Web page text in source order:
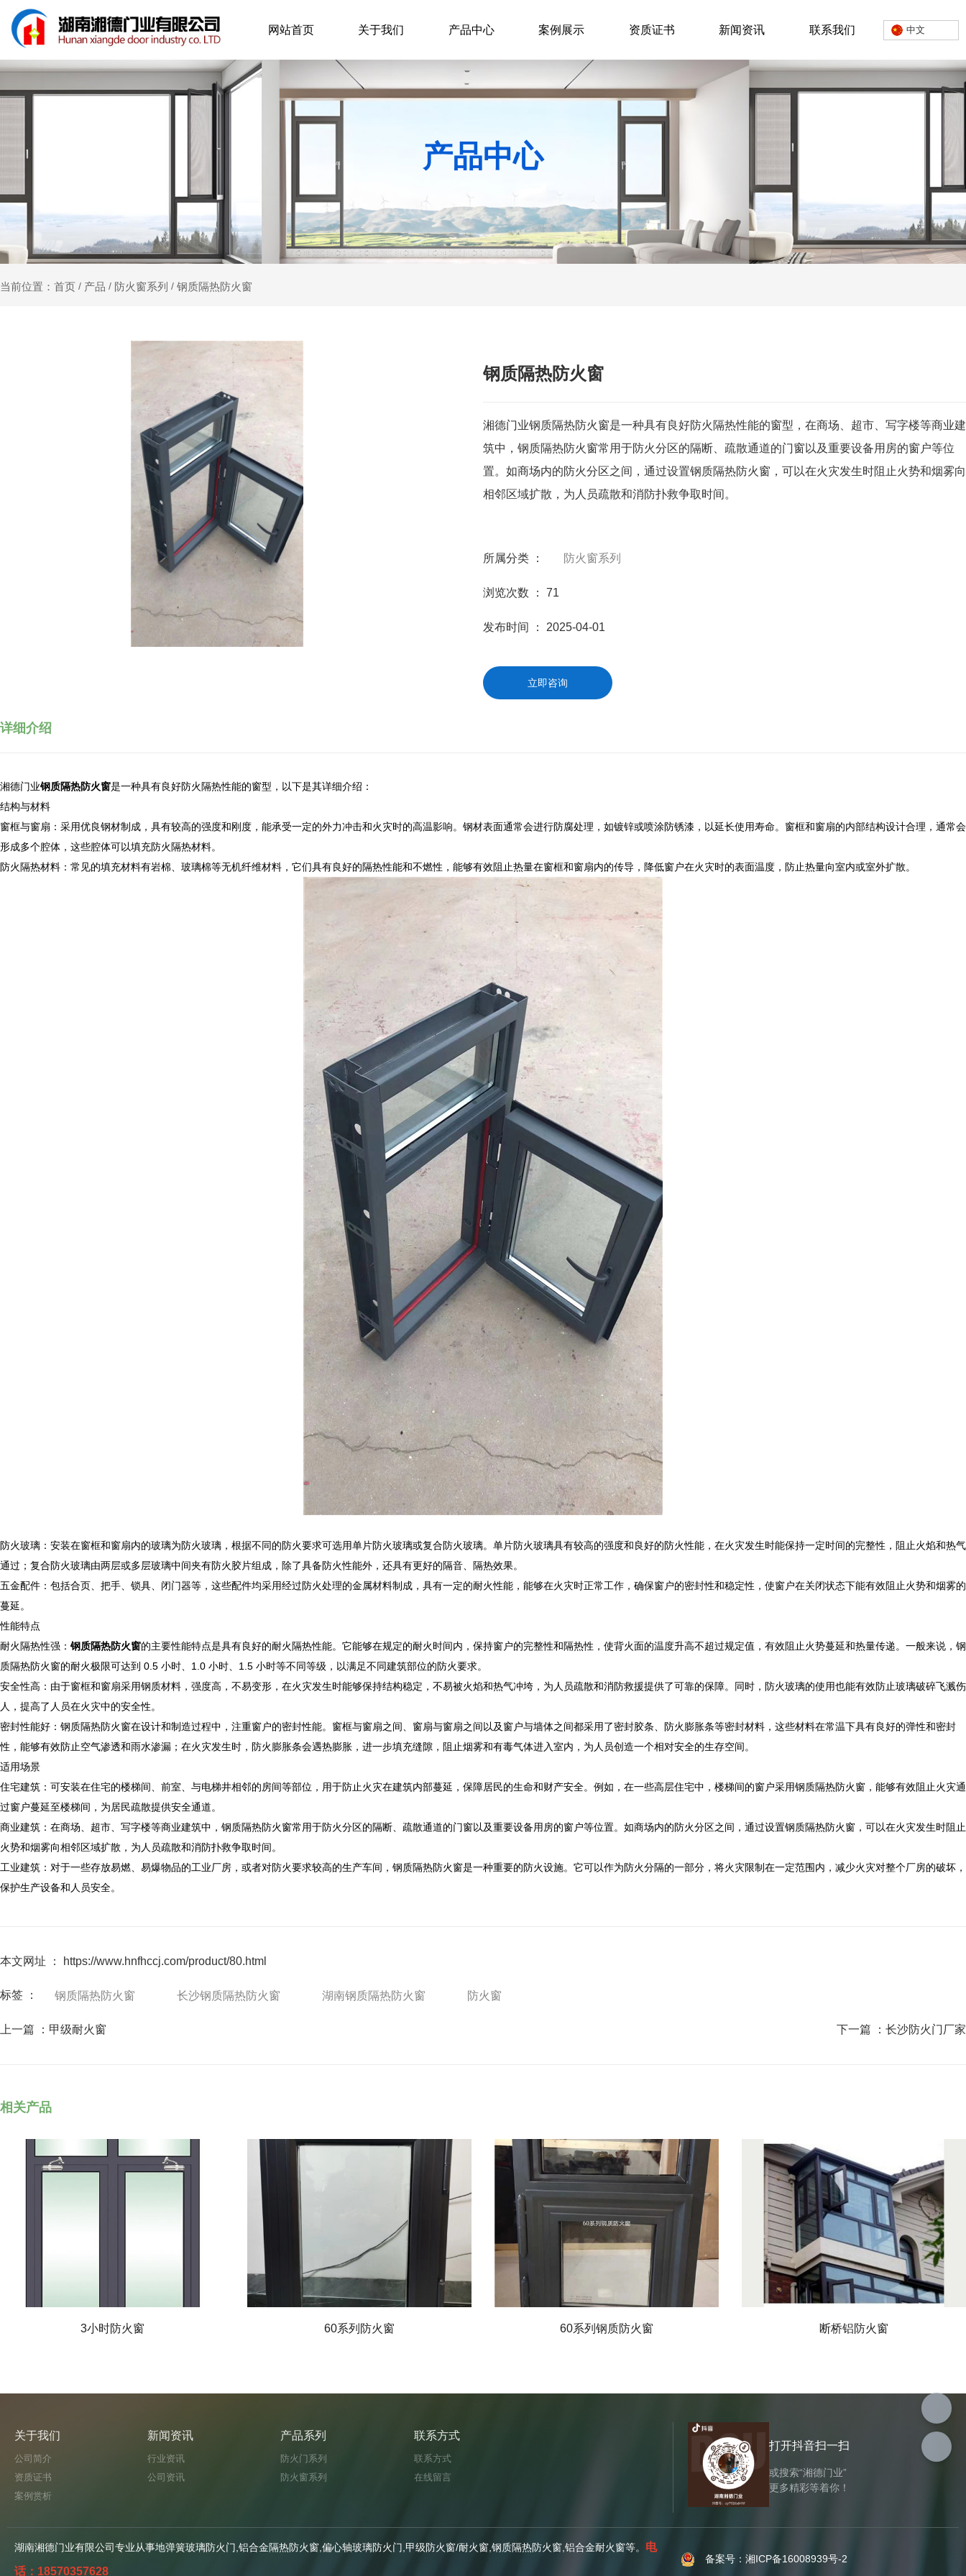
网站首页 关于我们 产品中心 案例展示 资质证书 新闻资讯 联系我们 中文
产品中心
当前位置：首页 / 产品 / 防火窗系列 / 钢质隔热防火窗
钢质隔热防火窗
湘德门业钢质隔热防火窗是一种具有良好防火隔热性能的窗型，在商场、超市、写字楼等商业建
筑中，钢质隔热防火窗常用于防火分区的隔断、疏散通道的门窗以及重要设备用房的窗户等位
置。如商场内的防火分区之间，通过设置钢质隔热防火窗，可以在火灾发生时阻止火势和烟雾向
相邻区域扩散，为人员疏散和消防扑救争取时间。
所属分类 ： 防火窗系列
浏览次数 ： 71
发布时间 ： 2025-04-01
立即咨询
详细介绍
湘德门业钢质隔热防火窗是一种具有良好防火隔热性能的窗型，以下是其详细介绍：
结构与材料
窗框与窗扇：采用优良钢材制成，具有较高的强度和刚度，能承受一定的外力冲击和火灾时的高温影响。钢材表面通常会进行防腐处理，如镀锌或喷涂防锈漆，以延长使用寿命。窗框和窗扇的内部结构设计合理，通常会
形成多个腔体，这些腔体可以填充防火隔热材料。
防火隔热材料：常见的填充材料有岩棉、玻璃棉等无机纤维材料，它们具有良好的隔热性能和不燃性，能够有效阻止热量在窗框和窗扇内的传导，降低窗户在火灾时的表面温度，防止热量向室内或室外扩散。
防火玻璃：安装在窗框和窗扇内的玻璃为防火玻璃，根据不同的防火要求可选用单片防火玻璃或复合防火玻璃。单片防火玻璃具有较高的强度和良好的防火性能，在火灾发生时能保持一定时间的完整性，阻止火焰和热气
通过；复合防火玻璃由两层或多层玻璃中间夹有防火胶片组成，除了具备防火性能外，还具有更好的隔音、隔热效果。
五金配件：包括合页、把手、锁具、闭门器等，这些配件均采用经过防火处理的金属材料制成，具有一定的耐火性能，能够在火灾时正常工作，确保窗户的密封性和稳定性，使窗户在关闭状态下能有效阻止火势和烟雾的
蔓延。
性能特点
耐火隔热性强： 钢质隔热防火窗的主要性能特点是具有良好的耐火隔热性能。它能够在规定的耐火时间内，保持窗户的完整性和隔热性，使背火面的温度升高不超过规定值，有效阻止火势蔓延和热量传递。一般来说，钢
质隔热防火窗的耐火极限可达到 0.5 小时、1.0 小时、1.5 小时等不同等级，以满足不同建筑部位的防火要求。
安全性高：由于窗框和窗扇采用钢质材料，强度高，不易变形，在火灾发生时能够保持结构稳定，不易被火焰和热气冲垮，为人员疏散和消防救援提供了可靠的保障。同时，防火玻璃的使用也能有效防止玻璃破碎飞溅伤
人，提高了人员在火灾中的安全性。
密封性能好：钢质隔热防火窗在设计和制造过程中，注重窗户的密封性能。窗框与窗扇之间、窗扇与窗扇之间以及窗户与墙体之间都采用了密封胶条、防火膨胀条等密封材料，这些材料在常温下具有良好的弹性和密封
性，能够有效防止空气渗透和雨水渗漏；在火灾发生时，防火膨胀条会遇热膨胀，进一步填充缝隙，阻止烟雾和有毒气体进入室内，为人员创造一个相对安全的生存空间。
适用场景
住宅建筑：可安装在住宅的楼梯间、前室、与电梯井相邻的房间等部位，用于防止火灾在建筑内部蔓延，保障居民的生命和财产安全。例如，在一些高层住宅中，楼梯间的窗户采用钢质隔热防火窗，能够有效阻止火灾通
过窗户蔓延至楼梯间，为居民疏散提供安全通道。
商业建筑：在商场、超市、写字楼等商业建筑中，钢质隔热防火窗常用于防火分区的隔断、疏散通道的门窗以及重要设备用房的窗户等位置。如商场内的防火分区之间，通过设置钢质隔热防火窗，可以在火灾发生时阻止
火势和烟雾向相邻区域扩散，为人员疏散和消防扑救争取时间。
工业建筑：对于一些存放易燃、易爆物品的工业厂房，或者对防火要求较高的生产车间，钢质隔热防火窗是一种重要的防火设施。它可以作为防火分隔的一部分，将火灾限制在一定范围内，减少火灾对整个厂房的破坏，
保护生产设备和人员安全。
本文网址 ： https://www.hnfhccj.com/product/80.html
标签 ： 钢质隔热防火窗 长沙钢质隔热防火窗 湖南钢质隔热防火窗 防火窗
上一篇 ： 甲级耐火窗 下一篇 ： 长沙防火门厂家
相关产品
3小时防火窗 60系列防火窗 60系列钢质防火窗 断桥铝防火窗
关于我们
公司简介
资质证书
案例赏析
新闻资讯
行业资讯
公司资讯
产品系列
防火门系列
防火窗系列
联系方式
联系方式
在线留言
打开抖音扫一扫
或搜索“湘德门业”
更多精彩等着你！
湖南湘德门业有限公司专业从事地弹簧玻璃防火门,铝合金隔热防火窗,偏心轴玻璃防火门,甲级防火窗/耐火窗,钢质隔热防火窗,铝合金耐火窗等。 电
话：18570357628
备案号：湘ICP备16008939号-2